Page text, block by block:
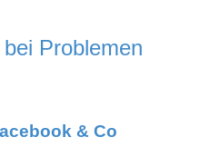
Problemen
& Co